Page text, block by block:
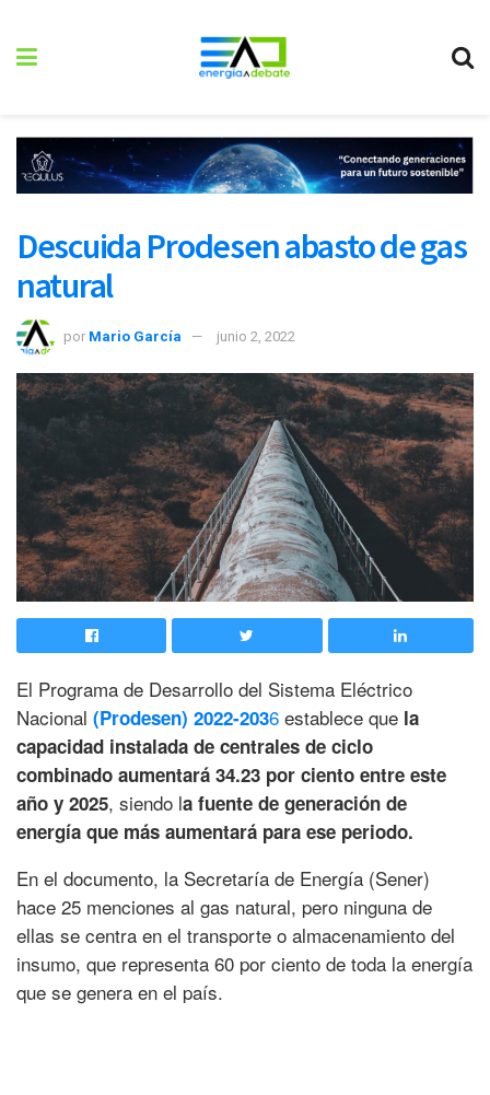
Descuida Prodesen abasto de gas
natural
por Mario García junio 2, 2022
El Programa de Desarrollo del Sistema Eléctrico
Nacional (Prodesen) 2022-2036 establece que la
capacidad instalada de centrales de ciclo
combinado aumentará 34.23 por ciento entre este
año y 2025, siendo la fuente de generación de
energía que más aumentará para ese periodo.
En el documento, la Secretaría de Energía (Sener)
hace 25 menciones al gas natural, pero ninguna de
ellas se centra en el transporte o almacenamiento del
insumo, que representa 60 por ciento de toda la energía
que se genera en el país.